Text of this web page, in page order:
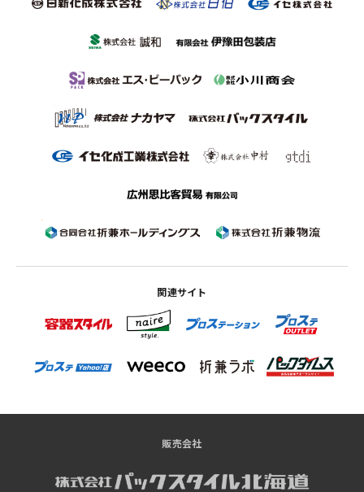
関連サイト
販売会社